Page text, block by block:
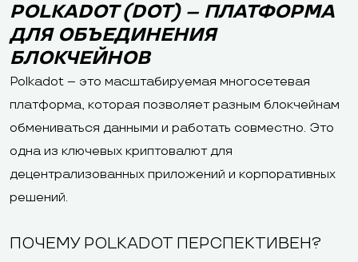
POLKADOT (DOT) – ПЛАТФОРМА
ДЛЯ ОБЪЕДИНЕНИЯ
БЛОКЧЕЙНОВ
Polkadot – это масштабируемая многосетевая
платформа, которая позволяет разным блокчейнам
обмениваться данными и работать совместно. Это
одна из ключевых криптовалют для
децентрализованных приложений и корпоративных
решений.
ПОЧЕМУ POLKADOT ПЕРСПЕКТИВЕН?